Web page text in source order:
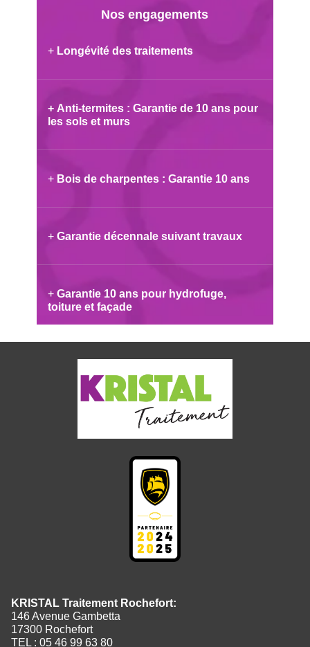
Nos engagements
+ Longévité des traitements
+ Anti-termites : Garantie de 10 ans pour
les sols et murs
+ Bois de charpentes : Garantie 10 ans
+Garantie décennale suivant travaux
+Garantie 10 ans pour hydrofuge,
toiture et façade
KRISTAL Traitement Rochefort:
146 Avenue Gambetta
17300 Rochefort
TEL : 05 46 99 63 80